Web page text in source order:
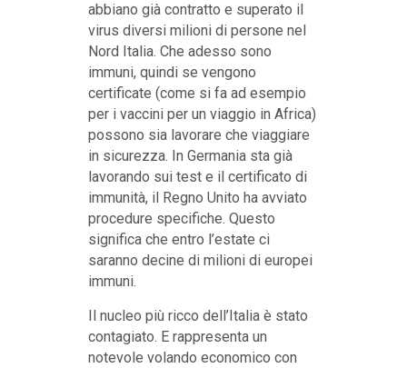
abbiano già contratto e superato il
virus diversi milioni di persone nel
Nord Italia. Che adesso sono
immuni, quindi se vengono
certificate (come si fa ad esempio
per i vaccini per un viaggio in Africa)
possono sia lavorare che viaggiare
in sicurezza. In Germania sta già
lavorando sui test e il certificato di
immunità, il Regno Unito ha avviato
procedure specifiche. Questo
significa che entro l’estate ci
saranno decine di milioni di europei
immuni.
Il nucleo più ricco dell’Italia è stato
contagiato. E rappresenta un
notevole volando economico con